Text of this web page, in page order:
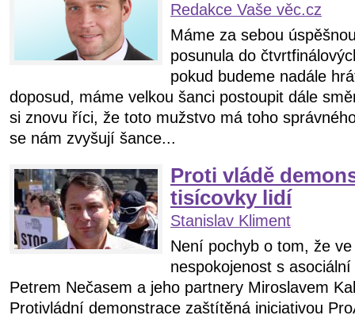
Redakce Vaše věc.cz
Máme za sebou
posunula do
pokud budeme nadále
doposud, máme velkou šanci postoupit dále
si znovu říci, že toto mužstvo má toho
se nám zvyšují šance...
Proti vládě
tisícovky lidí
Stanislav Kliment
Není pochyb o tom, že
nespokojenost s
Petrem Nečasem a jeho partnery Miroslavem
Protivládní demonstrace zaštítěná iniciativou